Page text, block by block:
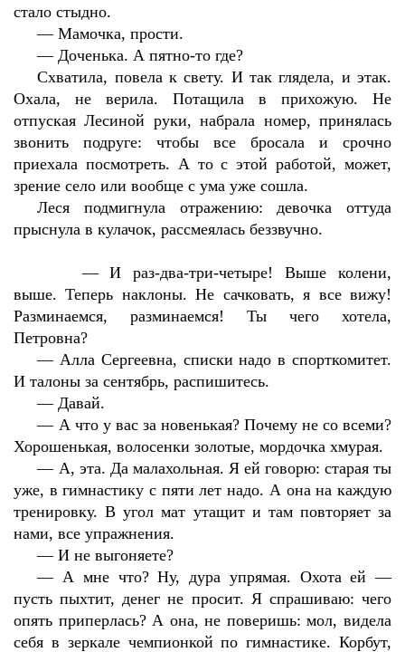
стало стыдно.
—Мамочка, прости.
—Доченька. А пятно-то где?
Схватила, повела к свету. И так глядела, и этак.
Охала, не верила. Потащила в прихожую. Не
отпуская Лесиной руки, набрала номер, принялась
звонить подруге: чтобы все бросала и срочно
приехала посмотреть. А то с этой работой, может,
зрение село или вообще с ума уже сошла.
Леся подмигнула отражению: девочка оттуда
прыснула в кулачок, рассмеялась беззвучно.
—И раз-два-три-четыре! Выше колени,
выше. Теперь наклоны. Не сачковать, я все вижу!
Разминаемся, разминаемся! Ты чего хотела,
Петровна?
—Алла Сергеевна, списки надо в спорткомитет.
И талоны за сентябрь, распишитесь.
—Давай.
— А что у вас за новенькая? Почему не со всеми?
Хорошенькая, волосенки золотые, мордочка хмурая.
— А, эта. Да малахольная. Я ей говорю: старая ты
уже, в гимнастику с пяти лет надо. А она на каждую
тренировку. В угол мат утащит и там повторяет за
нами, все упражнения.
—И не выгоняете?
—А мне что? Ну, дура упрямая. Охота ей —
пусть пыхтит, денег не просит. Я спрашиваю: чего
опять приперлась? А она, не поверишь: мол, видела
себя в зеркале чемпионкой по гимнастике. Корбут,